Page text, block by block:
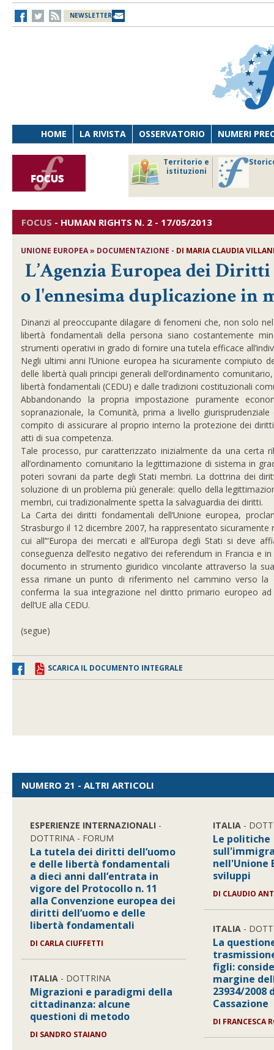
NEWSLETTER
HOME LA RIVISTA OSSERVATORIO NUMERI
Territorio e
istituzioni
FOCUS - HUMAN RIGHTS N. 2 - 17/05/2013
UNIONE EUROPEA » DOCUMENTAZIONE - DI MARIA CLAUDIA
L’Agenzia Europea dei
o l'ennesima duplicazione
Dinanzi al preoccupante dilagare di fenomeni che, non solo
libertà fondamentali della persona siano costantemente
strumenti operativi in grado di fornire una tutela efficace
Negli ultimi anni l’Unione europea ha sicuramente compiuto
delle libertà quali principi generali dell’ordinamento
libertà fondamentali (CEDU) e dalle tradizioni costituzionali
Abbandonando la propria impostazione puramente
sopranazionale, la Comunità, prima a livello
compito di assicurare al proprio interno la protezione dei
atti di sua competenza.
Tale processo, pur caratterizzato inizialmente da una certa
all’ordinamento comunitario la legittimazione di sistema in
poteri sovrani da parte degli Stati membri. La dottrina dei
soluzione di un problema più generale: quello della
membri, cui tradizionalmente spetta la salvaguardia dei diritti.
La Carta dei diritti fondamentali dell’Unione europea,
Strasburgo il 12 dicembre 2007, ha rappresentato
cui all’“Europa dei mercati e all’Europa degli Stati si deve
conseguenza dell’esito negativo dei referendum in Francia e
documento in strumento giuridico vincolante attraverso la
essa rimane un punto di riferimento nel cammino verso
conferma la sua integrazione nel diritto primario europeo
dell’UE alla CEDU.
(segue)
SCARICA IL DOCUMENTO INTEGRALE
NUMERO 21 - ALTRI ARTICOLI
ESPERIENZE INTERNAZIONALI -
DOTTRINA - FORUM
La tutela dei diritti dell’uomo
e delle libertà fondamentali
a dieci anni dall’entrata in
vigore del Protocollo n. 11
alla Convenzione europea dei
diritti dell’uomo e delle
libertà fondamentali
DI CARLA CIUFFETTI
ITALIA - DOTTRINA
Migrazioni e paradigmi della
cittadinanza: alcune
questioni di metodo
DI SANDRO STAIANO
ITALIA -
Le politiche
nell'Unione
sviluppi
DI CLAUDIO
ITALIA -
La
figli:
margine
23934/2008
Cassazione
DI FRANCESCA